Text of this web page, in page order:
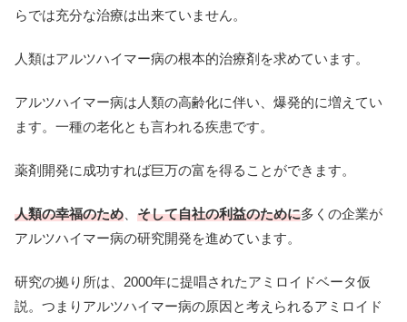
らでは充分な治療は出来ていません。
人類はアルツハイマー病の根本的治療剤を求めています。
アルツハイマー病は人類の高齢化に伴い、爆発的に増えてい
ます。一種の老化とも言われる疾患です。
薬剤開発に成功すれば巨万の富を得ることができます。
人類の幸福のため、 そして自社の利益のために多くの企業が
アルツハイマー病の研究開発を進めています。
研究の拠り所は、2000年に提唱されたアミロイドベータ仮
説。つまりアルツハイマー病の原因と考えられるアミロイド